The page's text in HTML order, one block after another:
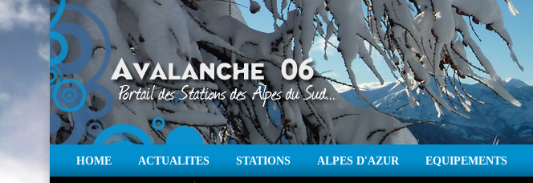
HOME ACTUALITES STATIONS ALPES D'AZUR EQUIPEMENTS